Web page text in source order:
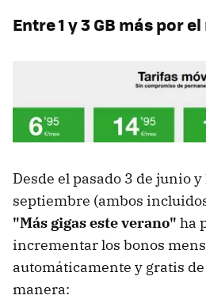
Entre 1 y 3 GB más por
Desde el pasado 3 de junio
septiembre (ambos
"Más gigas este verano" ha
incrementar los bonos
automáticamente y gratis
manera: